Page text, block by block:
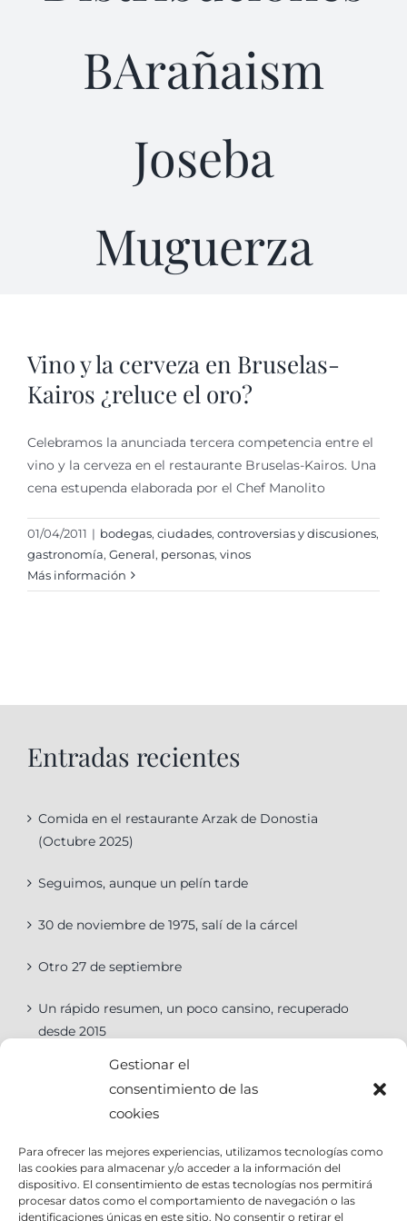
Gestionar el
consentimiento de las
cookies
Para ofrecer las mejores experiencias, utilizamos tecnologías como
las cookies para almacenar y/o acceder a la información del
dispositivo. El consentimiento de estas tecnologías nos permitirá
procesar datos como el comportamiento de navegación o las
identificaciones únicas en este sitio. No consentir o retirar el
BArañaism
Joseba
Muguerza
Vino y la cerveza en Bruselas-
Kairos ¿reluce el oro?
Celebramos la anunciada tercera competencia entre el
vino y la cerveza en el restaurante Bruselas-Kairos. Una
cena estupenda elaborada por el Chef Manolito
01/04/2011 | bodegas, ciudades, controversias y discusiones,
gastronomí­a, General, personas, vinos
Más información
Entradas recientes
Comida en el restaurante Arzak de Donostia
(Octubre 2025)
Seguimos, aunque un pelín tarde
30 de noviembre de 1975, salí de la cárcel
Otro 27 de septiembre
Un rápido resumen, un poco cansino, recuperado
desde 2015
Categorías
Categorías